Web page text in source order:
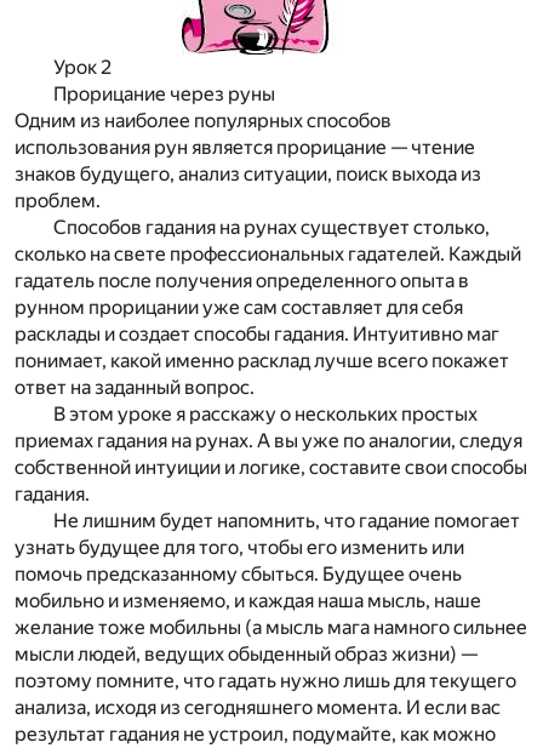
Урок 2
Прорицание через руны
Одним из наиболее популярных способов
использования рун является прорицание — чтение
знаков будущего, анализ ситуации, поиск выхода из
проблем.
Способов гадания на рунах существует столько,
сколько на свете профессиональных гадателей. Каждый
гадатель после получения определенного опыта в
рунном прорицании уже сам составляет для себя
расклады и создает способы гадания. Интуитивно маг
понимает, какой именно расклад лучше всего покажет
ответ на заданный вопрос.
В этом уроке я расскажу о нескольких простых
приемах гадания на рунах. А вы уже по аналогии, следуя
собственной интуиции и логике, составите свои способы
гадания.
Не лишним будет напомнить, что гадание помогает
узнать будущее для того, чтобы его изменить или
помочь предсказанному сбыться. Будущее очень
мобильно и изменяемо, и каждая наша мысль, наше
желание тоже мобильны (а мысль мага намного сильнее
мысли людей, ведущих обыденный образ жизни) —
поэтому помните, что гадать нужно лишь для текущего
анализа, исходя из сегодняшнего момента. И если вас
результат гадания не устроил, подумайте, как можно